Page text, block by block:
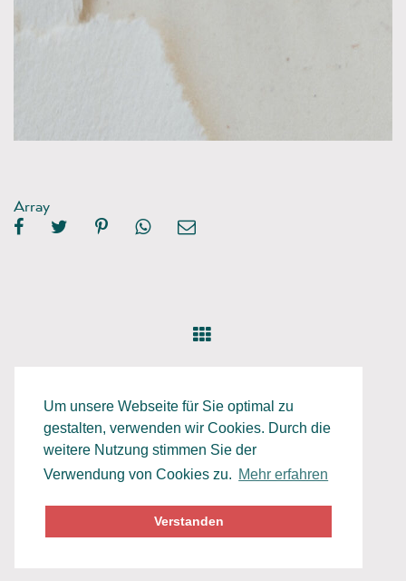
Um unsere Webseite für Sie optimal zu
gestalten, verwenden wir Cookies. Durch die
weitere Nutzung stimmen Sie der
Verwendung von Cookies zu. Mehr erfahren
Verstanden
Array
Datenschutz Impressum